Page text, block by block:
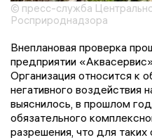
© пресс-служба
Росприроднадзора
Внеплановая проверка
предприятии
Организация относится к
негативного
выяснилось, в прошлом
обязательного
разрешения, что для